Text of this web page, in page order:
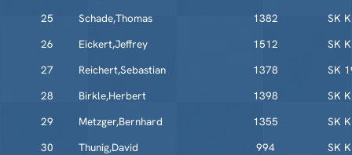
25
Schade,Thomas 1382
SK
26
Eickert,Jeffrey 1512
SK
27
Reichert,Sebastian 1378
SK
28
Birkle,Herbert 1398
SK
29
Metzger,Bernhard 1355
SK
30
Thunig,David 994
SK